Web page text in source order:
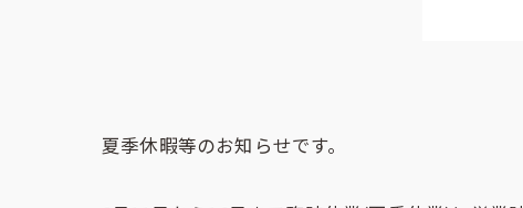
夏季休暇等のお知らせです。